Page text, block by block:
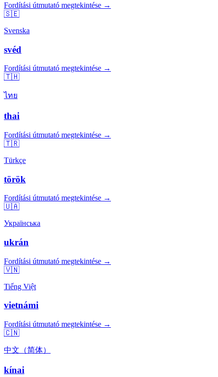
Fordítási útmutató megtekintése →
🇸🇪
Svenska
svéd
Fordítási útmutató megtekintése →
🇹🇭
ไทย
thai
Fordítási útmutató megtekintése →
🇹🇷
Türkçe
török
Fordítási útmutató megtekintése →
🇺🇦
Українська
ukrán
Fordítási útmutató megtekintése →
🇻🇳
Tiếng Việt
vietnámi
Fordítási útmutató megtekintése →
🇨🇳
中文（简体）
kínai